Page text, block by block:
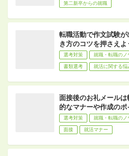
第二新卒からの就職
転職活動で作文試験
き方のコツを押さえよ
選考対策 就職・転職のノ
書類選考 就活に関する悩
面接後のお礼メール
的なマナーや作成の
選考対策 就職・転職のノ
面接 就活マナー